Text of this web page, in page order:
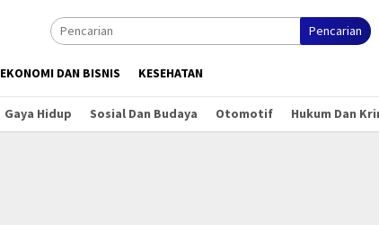
Pencarian
EKONOMI DAN BISNIS KESEHATAN
Gaya Hidup Sosial Dan Budaya Otomotif Hukum Dan